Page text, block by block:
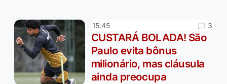
15:45 3
CUSTARÁ BOLADA! São
Paulo evita bônus
milionário, mas cláusula
ainda preocupa